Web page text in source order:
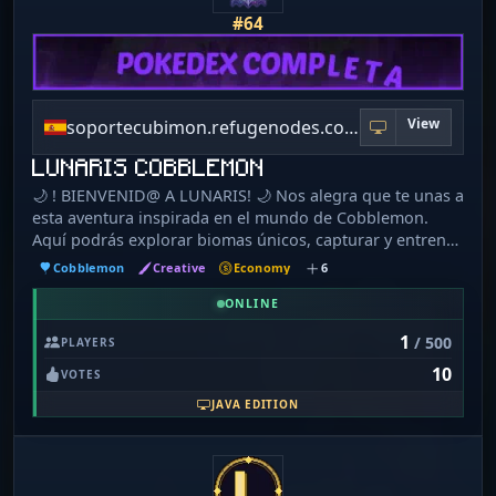
#64
soportecubimon.refugenodes.com:25611View
LUNARIS COBBLEMON
🌙 ! BIENVENID@ A LUNARIS! 🌙 Nos alegra que te unas a
esta aventura inspirada en el mundo de Cobblemon.
Aquí podrás explorar biomas únicos, capturar y entrenar
tus Pokémon, completar misiones, combatir con otros
entrenadores y formar parte de una comunidad
amigable y activa. ¿Qué encontrarás aquí? 🎉 Eventos y
actividades comunitarias. 🤝🏻 Staff siempre dispuesto a
ayudarte. 🏆 Competitivo, Élite 4 y Gimnasios con líderes
Tier 1 a Tier 5. 🎁 Crates 👾 Skins épicas para tus
Pokemon. 🎰 Zona de Casino y Gachas. ✨ Community
Day. 🎭 Fakemons. ! TU AVENTURA EMPIEZA AQUÍ!
Explora, captura, entrena y conviértete en el mejor
Cobblemon Creative Economy 6
ONLINE
PLAYERS 1 / 500
VOTES 10
JAVA EDITION